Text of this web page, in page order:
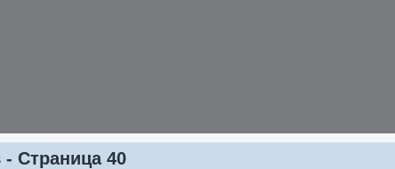
Страница 40